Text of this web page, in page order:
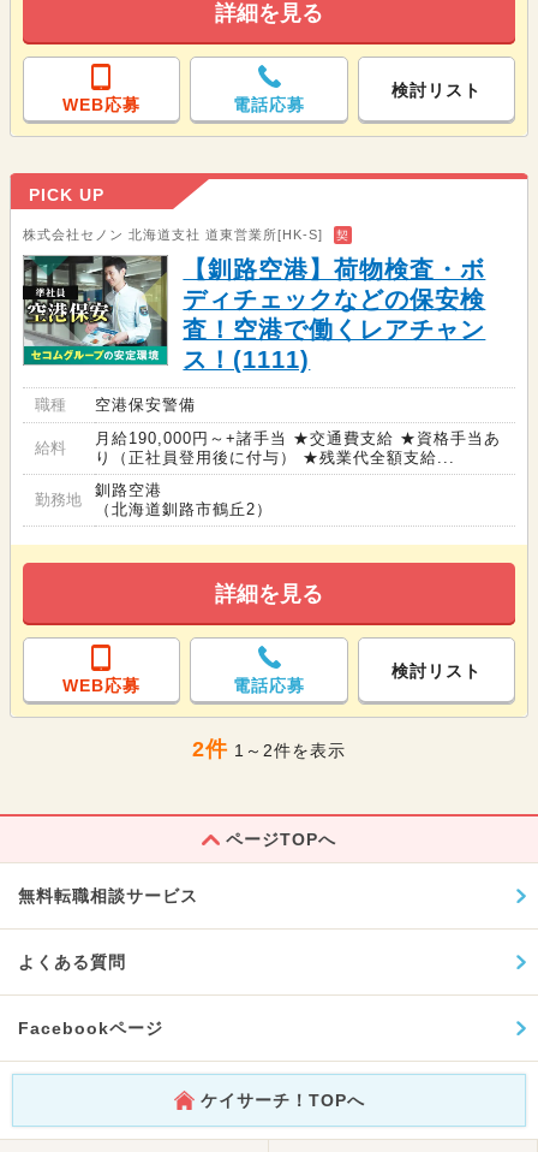
詳細を見る
WEB応募 電話応募
検討リスト
PICK UP
株式会社セノン 北海道支社 道東営業所[HK-S] 契
【釧路空港】荷物検査・ボ
ディチェックなどの保安検
査！空港で働くレアチャン
ス！(1111)
職種 空港保安警備
給料
月給190,000円～+諸手当 ★交通費支給 ★資格手当あ
り（正社員登用後に付与） ★残業代全額支給...
勤務地
釧路空港
（北海道釧路市鶴丘2）
詳細を見る
WEB応募 電話応募
検討リスト
2件 1～2件を表示
ページTOPへ
無料転職相談サービス
よくある質問
Facebookページ
ケイサーチ！TOPへ